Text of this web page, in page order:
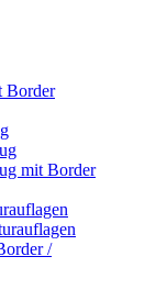
Border
mit Border
/